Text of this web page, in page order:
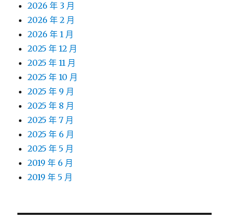
2026 年 3 月
2026 年 2 月
2026 年 1 月
2025 年 12 月
2025 年 11 月
2025 年 10 月
2025 年 9 月
2025 年 8 月
2025 年 7 月
2025 年 6 月
2025 年 5 月
2019 年 6 月
2019 年 5 月